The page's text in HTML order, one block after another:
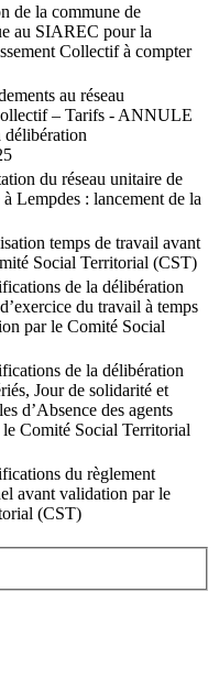
de la commune de
au SIAREC pour la
Collectif à compter
au réseau
– Tarifs - ANNULE
du réseau unitaire de
Lempdes : lancement de la
temps de travail avant
Social Territorial (CST)
de la délibération
du travail à temps
par le Comité Social
de la délibération
Jour de solidarité et
d’Absence des agents
Comité Social Territorial
du règlement
avant validation par le
(CST)